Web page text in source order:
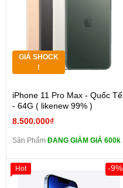
GIÁ SHOCK
!
iPhone 11 Pro Max - Quốc Tế
- 64G ( likenew 99% )
8.500.000₫
Sản Phẩm ĐANG GIẢM GIÁ 600k
-9%
Hot